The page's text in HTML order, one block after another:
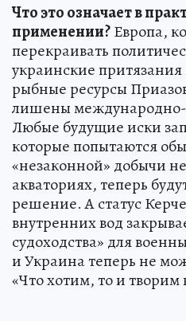
Что это означает в
применении?Европа,
перекраивать
украинские
рыбные ресурсы
лишены международно-
Любые будущие иски
которые попытаются
«незаконной» добычи
акваториях, теперь
решение. А статус
внутренних вод
судоходства» для
и Украина теперь не
«Что хотим, то и творим